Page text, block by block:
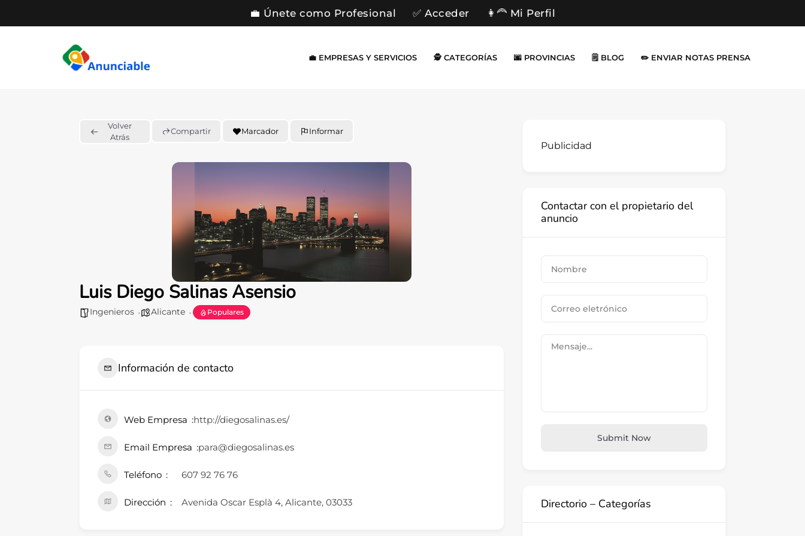
💼 Únete como Profesional ✅ Acceder 👩‍🦰 Mi Perfil
💼 EMPRESAS Y SERVICIOS 🕵️ CATEGORÍAS 🌆 PROVINCIAS 🗒️ BLOG ✏️ ENVIAR NOTAS PRENSA
Volver
Atrás
Compartir Marcador Informar
Luis Diego Salinas Asensio
Ingenieros Alicante Populares
Información de contacto
Web Empresa http://diegosalinas.es/
Email Empresa para@diegosalinas.es
Teléfono 607 92 76 76
Dirección Avenida Oscar Esplà 4, Alicante, 03033
Publicidad
Contactar con el propietario del
anuncio
Submit Now
Directorio – Categorías